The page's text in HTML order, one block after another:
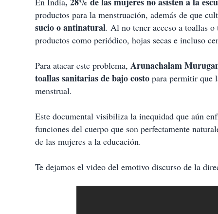
productos para la menstruación, además de que
sucio o antinatural. Al no tener acceso a toallas o
productos como periódico, hojas secas e incluso
Para atacar este problema, Arunachalam
toallas sanitarias de bajo costo para permitir que
menstrual.
Este documental visibiliza la inequidad que aún
funciones del cuerpo que son perfectamente
de las mujeres a la educación.
Te dejamos el video del emotivo discurso de la